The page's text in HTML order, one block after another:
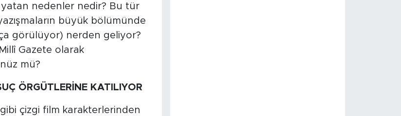
yatan nedenler nedir? Bu tür
büyük bölümünde
görülüyor) nerden geliyor?
ÖRGÜTLERİNE KATILIYOR
çizgi film karakterlerinden